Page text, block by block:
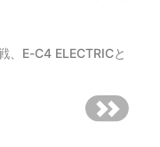
、E-C4 ELECTRICと